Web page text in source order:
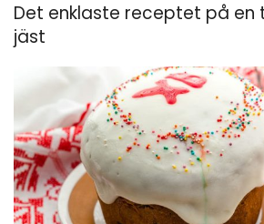
Det enklaste receptet på
jäst